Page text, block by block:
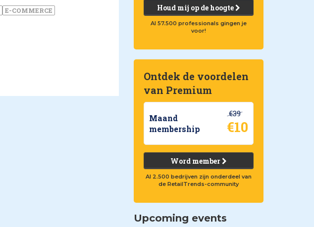
E-COMMERCE
Houd mij op de hoogte
Al 57.500 professionals gingen je
voor!
Ontdek de voordelen
van Premium
Maand
membership
€39
€10
Word member
Al 2.500 bedrijven zijn onderdeel van
de RetailTrends-community
Upcoming events